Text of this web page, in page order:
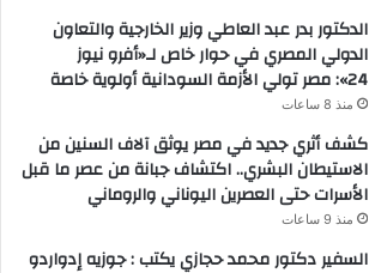
الدكتور بدر عبد العاطي وزير الخارجية والتعاون
الدولي المصري في حوار خاص لـ«أفرو نيوز
24»: مصر تولي الأزمة السودانية أولوية خاصة
منذ 8 ساعات
كشف أثري جديد في مصر يوثق آلاف السنين من
الاستيطان البشري.. اكتشاف جبانة من عصر ما قبل
الأسرات حتى العصرين اليوناني والروماني
منذ 9 ساعات
السفير دكتور محمد حجازي يكتب : جوزيه إدواردو